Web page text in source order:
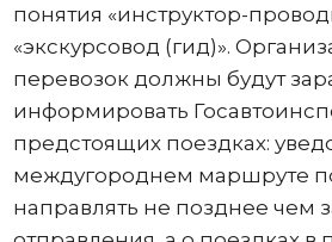
понятия «инструктор-
«экскурсовод (гид)».
перевозок должны будут
информировать
предстоящих поездках:
междугороднем маршруте
направлять не позднее чем